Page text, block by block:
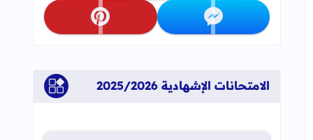
تابعنا على messenger تابعنا على pinterest
الامتحانات الإشهادية 2025/2026